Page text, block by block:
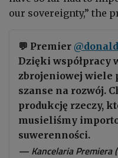
our sovereignty,” the
💬 Premier
Dzięki współpracy
zbrojeniowej wiele
szanse na rozwój.
produkcję rzeczy,
musieliśmy
suwerenności.
— Kancelaria Premiera